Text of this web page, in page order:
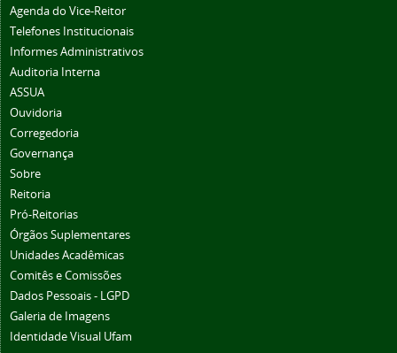
Agenda do Vice-Reitor
Telefones Institucionais
Informes Administrativos
Auditoria Interna
ASSUA
Ouvidoria
Corregedoria
Governança
Sobre
Reitoria
Pró-Reitorias
Órgãos Suplementares
Unidades Acadêmicas
Comitês e Comissões
Dados Pessoais - LGPD
Galeria de Imagens
Identidade Visual Ufam